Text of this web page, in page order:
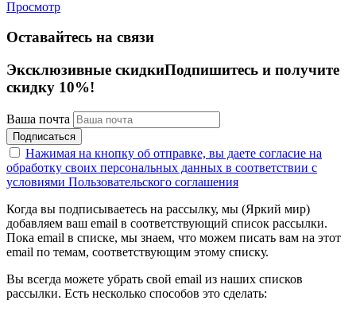
Просмотр
Оставайтесь на связи
Эксклюзивные скидкиПодпишитесь и получите
скидку 10%!
Ваша почта
Подписаться
Нажимая на кнопку об отправке, вы даете согласие на
обработку своих персональных данных в соответствии с
условиями Пользовательского соглашения
Когда вы подписываетесь на рассылку, мы (Яркий мир)
добавляем ваш email в соответствующий список рассылки.
Пока email в списке, мы знаем, что можем писать вам на этот
email по темам, соответствующим этому списку.
Вы всегда можете убрать свой email из наших списков
рассылки. Есть несколько способов это сделать: